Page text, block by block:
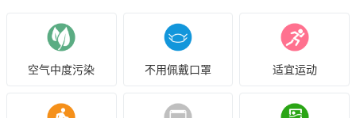
空气中度污染 不用佩戴口罩 适宜运动